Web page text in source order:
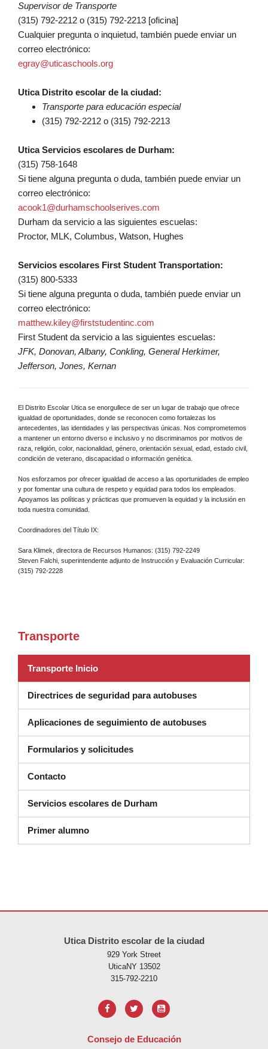
Supervisor de Transporte
(315) 792-2212 o (315) 792-2213 [oficina]
Cualquier pregunta o inquietud, también puede enviar un
correo electrónico:
egray@uticaschools.org
Utica Distrito escolar de la ciudad:
Transporte para educación especial
(315) 792-2212 o (315) 792-2213
Utica Servicios escolares de Durham:
(315) 758-1648
Si tiene alguna pregunta o duda, también puede enviar un
correo electrónico:
acook1@durhamschoolserives.com
Durham da servicio a las siguientes escuelas:
Proctor, MLK, Columbus, Watson, Hughes
Servicios escolares First Student Transportation:
(315) 800-5333
Si tiene alguna pregunta o duda, también puede enviar un
correo electrónico:
matthew.kiley@firststudentinc.com
First Student da servicio a las siguientes escuelas:
JFK, Donovan, Albany, Conkling, General Herkimer,
Jefferson, Jones, Kernan
El Distrito Escolar Utica se enorgullece de ser un lugar de trabajo que ofrece
igualdad de oportunidades, donde se reconocen como fortalezas los
antecedentes, las identidades y las perspectivas únicas. Nos comprometemos
a mantener un entorno diverso e inclusivo y no discriminamos por motivos de
raza, religión, color, nacionalidad, género, orientación sexual, edad, estado civil,
condición de veterano, discapacidad o información genética.
Nos esforzamos por ofrecer igualdad de acceso a las oportunidades de empleo
y por fomentar una cultura de respeto y equidad para todos los empleados.
Apoyamos las políticas y prácticas que promueven la equidad y la inclusión en
toda nuestra comunidad.
Coordinadores del Título IX:
Sara Klimek, directora de Recursos Humanos: (315) 792-2249
Steven Falchi, superintendente adjunto de Instrucción y Evaluación Curricular:
(315) 792-2228
Transporte
Transporte Inicio
Directrices de seguridad para autobuses
Aplicaciones de seguimiento de autobuses
Formularios y solicitudes
Contacto
Servicios escolares de Durham
Primer alumno
Utica Distrito escolar de la ciudad
929 York Street
UticaNY 13502
315-792-2210
Consejo de Educación